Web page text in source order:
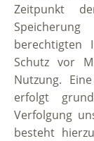
Zeitpunkt
berechtigten
Schutz vor
Nutzung.
erfolgt
Verfolgung
besteht